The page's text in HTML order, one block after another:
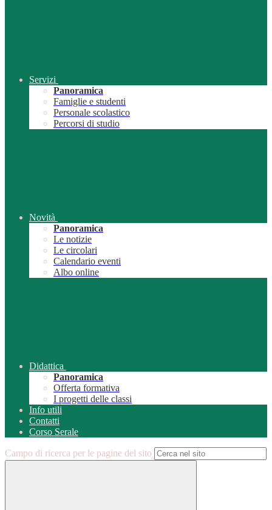
Servizi
Panoramica
Famiglie e studenti
Personale scolastico
Percorsi di studio
Novità
Panoramica
Le notizie
Le circolari
Calendario eventi
Albo online
Didattica
Panoramica
Offerta formativa
I progetti delle classi
Info utili
Contatti
Corso Serale
Campo di ricerca per le pagine del sito